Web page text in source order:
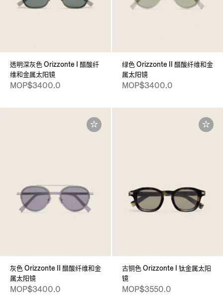
透明深灰色 Orizzonte I 醋酸纤
维和金属太阳镜
MOP$3400.0
绿色 Orizzonte II 醋酸纤维和金
属太阳镜
MOP$3400.0
灰色 Orizzonte II 醋酸纤维和金
属太阳镜
MOP$3400.0
古铜色 Orizzonte I 钛金属太阳
镜
MOP$3550.0